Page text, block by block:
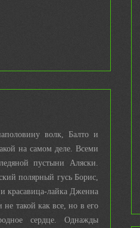
волк, Балто и
на самом деле. Всеми
пустыни Аляски.
полярный гусь Борис,
красавица-лайка Дженна
не такой как все, но в его
сердце. Однажды